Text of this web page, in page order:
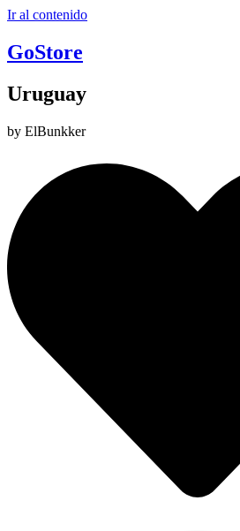
Ir al contenido
GoStore
Uruguay
by ElBunkker